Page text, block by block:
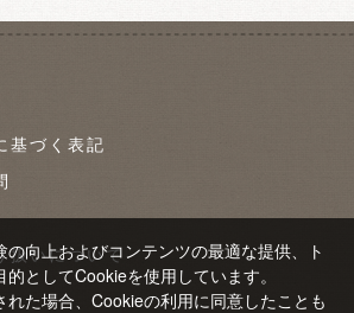
基づく表記
扱いについて
の向上およびコンテンツの最適な提供、ト
としてCookieを使用しています。
た場合、Cookieの利用に同意したことも